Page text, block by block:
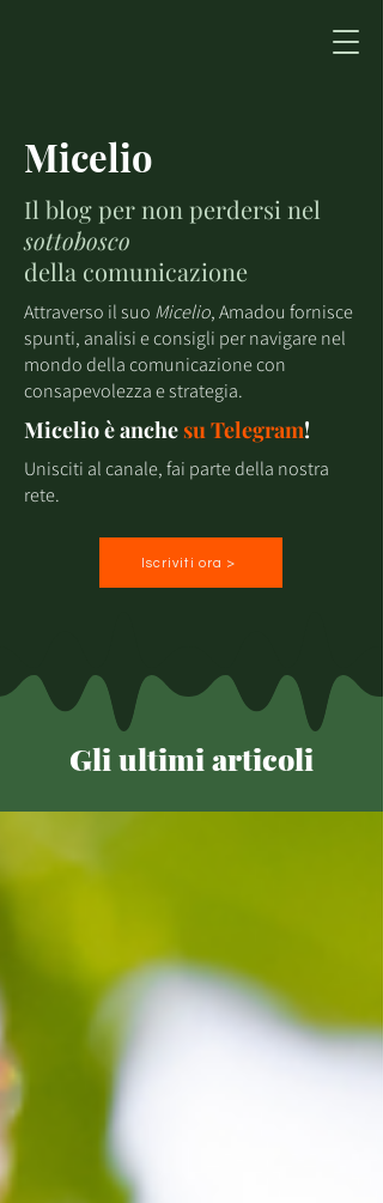
Micelio
Il blog per non perdersi nel
sottobosco
della comunicazione
Attraverso il suo Micelio, Amadou fornisce
spunti, analisi e consigli per navigare nel
mondo della comunicazione con
consapevolezza e strategia.
Micelio è anchesuTelegram!
Unisciti al canale, fai parte della nostra
rete.
Iscriviti ora >
Gli ultimi articoli